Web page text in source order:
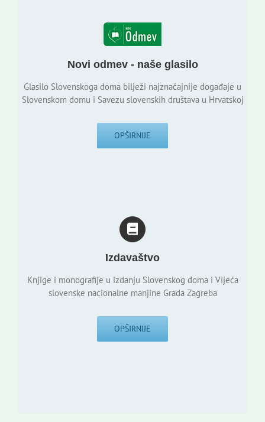
Novi odmev - naše glasilo
Glasilo Slovenskoga doma bilježi najznačajnije događaje u
Slovenskom domu i Savezu slovenskih društava u Hrvatskoj
OPŠIRNIJE
Izdavaštvo
Knjige i monografije u izdanju Slovenskog doma i Vijeća
slovenske nacionalne manjine Grada Zagreba
OPŠIRNIJE